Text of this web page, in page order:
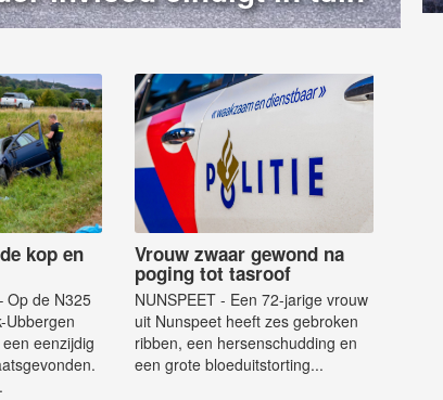
kop en
Op de N325
Ubbergen
eenzijdig
Vrouw zwaar gewond na
poging tot tasroof
NUNSPEET - Een 72-jarige vrouw
uit Nunspeet heeft zes gebroken
ribben, een hersenschudding en
een grote bloeduitstorting...